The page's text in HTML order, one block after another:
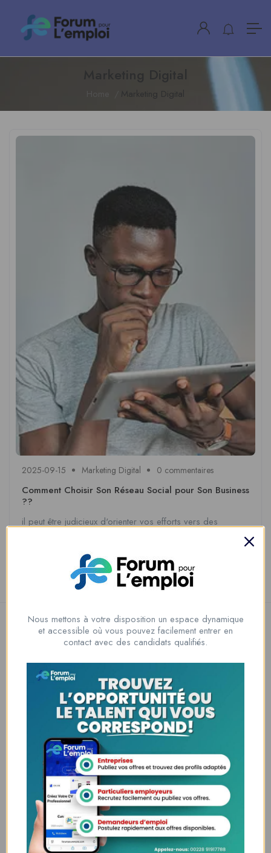
Marketing Digital
2025-09-15 Marketing Digital 0 commentaires
Comment Choisir Son Réseau Social pour Son Business
??
il peut être judicieux d'orienter vos efforts vers des
Nous contacter
00228 91917788
la solution idéale pour tous ceux qui cherchent à se connecter au
monde du travail. Que vous soyez à la recherche d’une nouvelle
opportunité professionnelle ou que vous souhaitiez recruter les meilleurs
Lome, Togo
fpe@forumpouremploi.com / 0022891917788
Nous mettons à votre disposition un espace dynamique
et accessible où vous pouvez facilement entrer en
contact avec des candidats qualifiés.